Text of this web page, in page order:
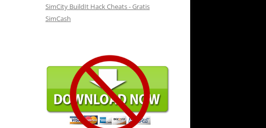
SimCity BuildIt Hack Cheats - Gratis
SimCash